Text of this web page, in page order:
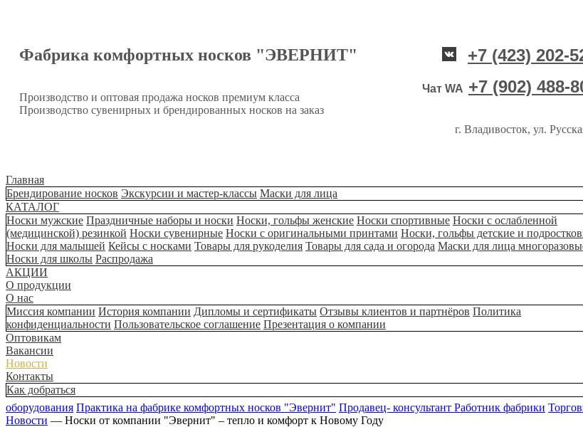
Фабрика комфортных носков "ЭВЕРНИТ"
Производство и оптовая продажа носков премиум класса
Производство сувенирных и брендированных носков на заказ
+7 (423) 202-
Чат WA +7 (902) 488-
г. Владивосток, ул.
Главная
Брендирование носков Экскурсии и мастер-классы Маски для лица
КАТАЛОГ
Носки мужские Праздничные наборы и носки Носки, гольфы женские Носки спортивные Носки с ослабленной
(медицинской) резинкой Носки сувенирные Носки с оригинальными принтами Носки, гольфы детские и
Носки для малышей Кейсы с носками Товары для рукоделия Товары для сада и огорода Маски для лица
Носки для школы Распродажа
АКЦИИ
О продукции
О нас
Миссия компании История компании Дипломы и сертификаты Отзывы клиентов и партнёров Политика
конфиденциальности Пользовательское соглашение Презентация о компании
Оптовикам
Вакансии
Новости
Контакты
Как добраться
оборудования Практика на фабрике комфортных носков "Эвернит" Продавец- консультант Работник фабрики
Новости — Носки от компании "Эвернит" – тепло и комфорт к Новому Году